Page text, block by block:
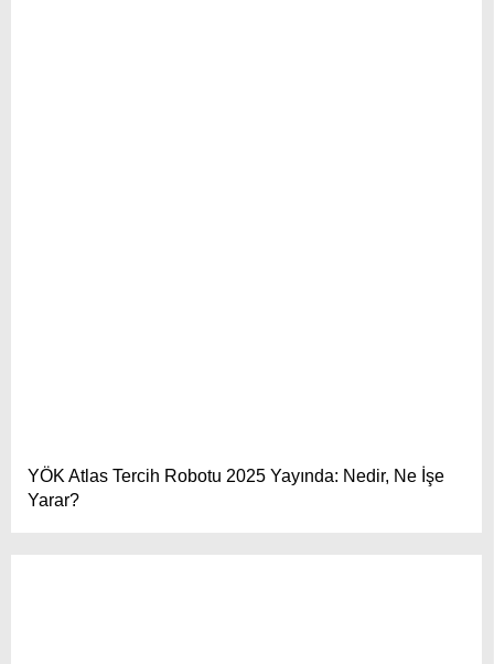
YÖK Atlas Tercih Robotu 2025 Yayında: Nedir, Ne İşe
Yarar?